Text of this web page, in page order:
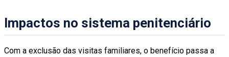
Impactos no sistema penitenciário
Com a exclusão das visitas familiares, o benefício passa a